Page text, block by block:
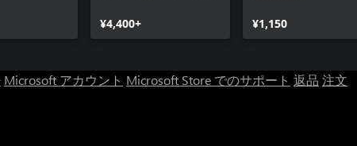
¥4,400+
¥1,150
Microsoft アカウント Microsoft Store でのサポート 返品 注文